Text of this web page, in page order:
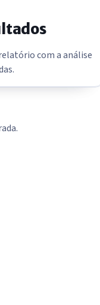
com a análise